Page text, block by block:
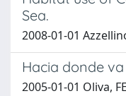
Sea.
2008-01-01
Hacia donde
2005-01-01 Oliva,